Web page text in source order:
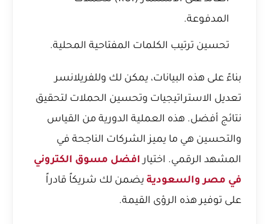
المدفوعة.
تحسين ترتيب الكلمات المفتاحية المحلية.
بناءً على هذه البيانات، يمكن لك وللفريلانسر
تعديل الاستراتيجيات وتحسين الحملات لتحقيق
نتائج أفضل. هذه العملية الدورية من القياس
والتحسين هي ما يميز الشركات الناجحة في
المشهد الرقمي. اختيار افضل مسوق الكتروني
في مصر والسعودية يضمن لك شريكاً قادراً
على توفير هذه الرؤى القيمة.